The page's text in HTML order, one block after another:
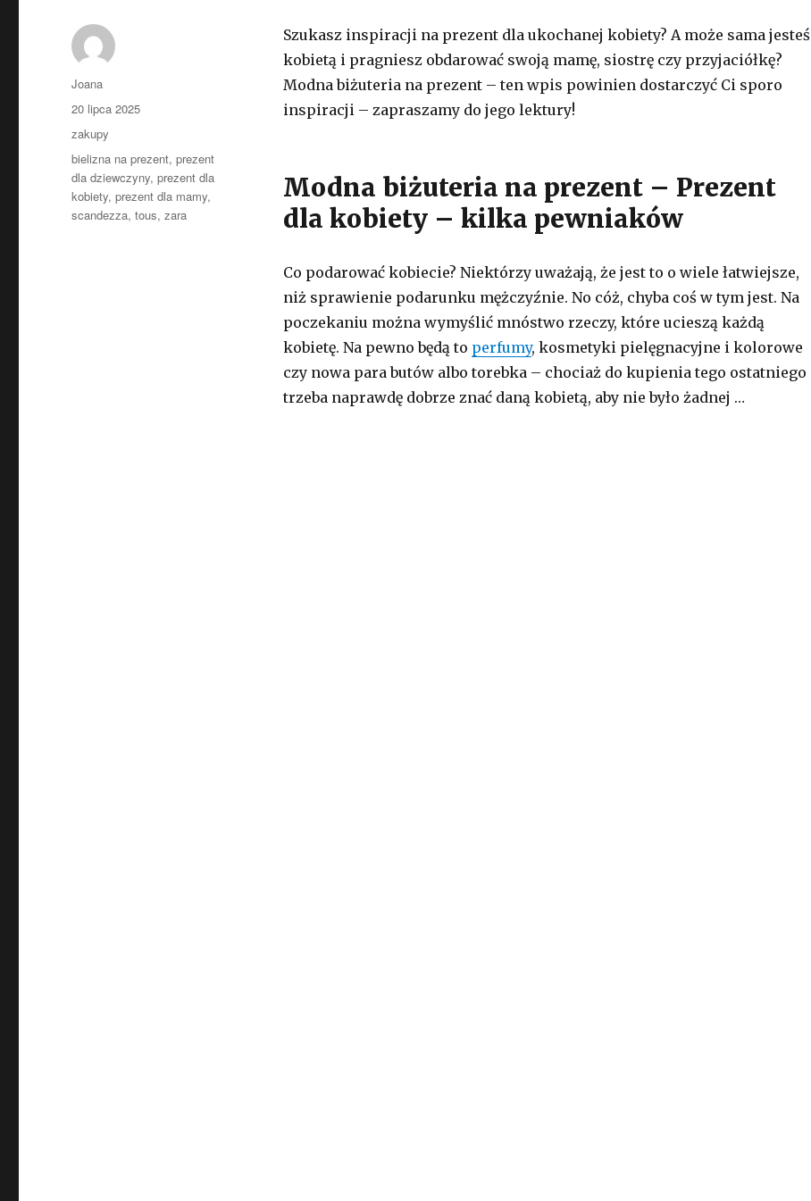
Szukasz inspiracji na prezent dla ukochanej kobiety? A może sama jesteś
kobietą i pragniesz obdarować swoją mamę, siostrę czy przyjaciółkę?
Modna biżuteria na prezent – ten wpis powinien dostarczyć Ci sporo
inspiracji – zapraszamy do jego lektury!
Modna biżuteria na prezent – Prezent
dla kobiety – kilka pewniaków
Co podarować kobiecie? Niektórzy uważają, że jest to o wiele łatwiejsze,
niż sprawienie podarunku mężczyźnie. No cóż, chyba coś w tym jest. Na
poczekaniu można wymyślić mnóstwo rzeczy, które ucieszą każdą
kobietę. Na pewno będą to perfumy, kosmetyki pielęgnacyjne i kolorowe
czy nowa para butów albo torebka – chociaż do kupienia tego ostatniego
trzeba naprawdę dobrze znać daną kobietą, aby nie było żadnej …
Autor
Joana
Opublikowano
20 lipca 2025
Kategorie
zakupy
Tagi
bielizna na prezent,prezent
dla dziewczyny,prezent dla
kobiety,prezent dla mamy,
scandezza,tous,zara